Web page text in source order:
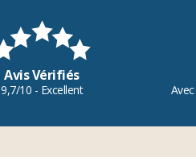
Avis Vérifiés
9,7/10 - Excellent